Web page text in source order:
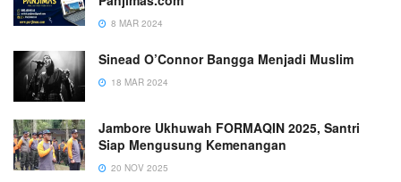
8 MAR 2024
Sinead O’Connor Bangga Menjadi Muslim
18 MAR 2024
Jambore Ukhuwah FORMAQIN 2025, Santri
Siap Mengusung Kemenangan
20 NOV 2025